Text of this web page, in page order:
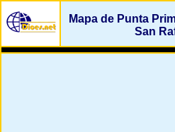
Mapa de Punta
San